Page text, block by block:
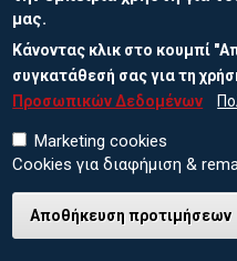
ΕΓΓΡΑΦΗ ΣΤΟ
Μείνετε ενημερωμένοι για τις
μας - εγγραφείτε στο
© 2026
μας.
Κάνοντας κλικ στο κουμπί
συγκατάθεσή σας για τη
Προσωπικών Δεδομένων
Marketing cookies
Cookies για διαφήμιση &
Αποθήκευση προτιμήσεων